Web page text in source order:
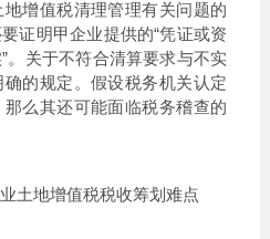
增值税清理管理有关问题的
证明甲企业提供的“凭证或资
。关于不符合清算要求与不实
的规定。假设税务机关认定
么其还可能面临税务稽查的
地增值税税收筹划难点